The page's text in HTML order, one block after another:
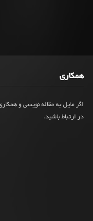
همکاری
اگر مایل به مقاله نویسی و
در ارتباط باشید.